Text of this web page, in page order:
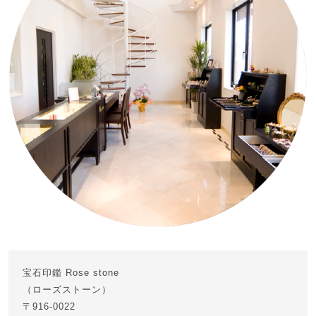
宝石印鑑 Rose stone
（ローズストーン）
〒916-0022